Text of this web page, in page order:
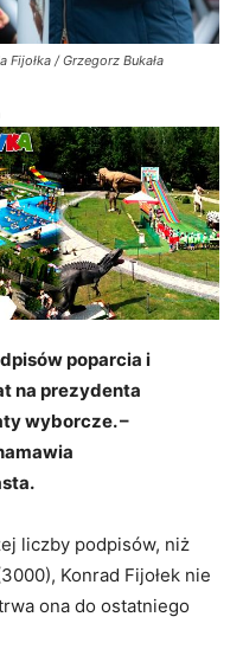
/ Grzegorz Bukała
poparcia i
na prezydenta
wyborcze. –
liczby podpisów, niż
Konrad Fijołek nie
ona do ostatniego